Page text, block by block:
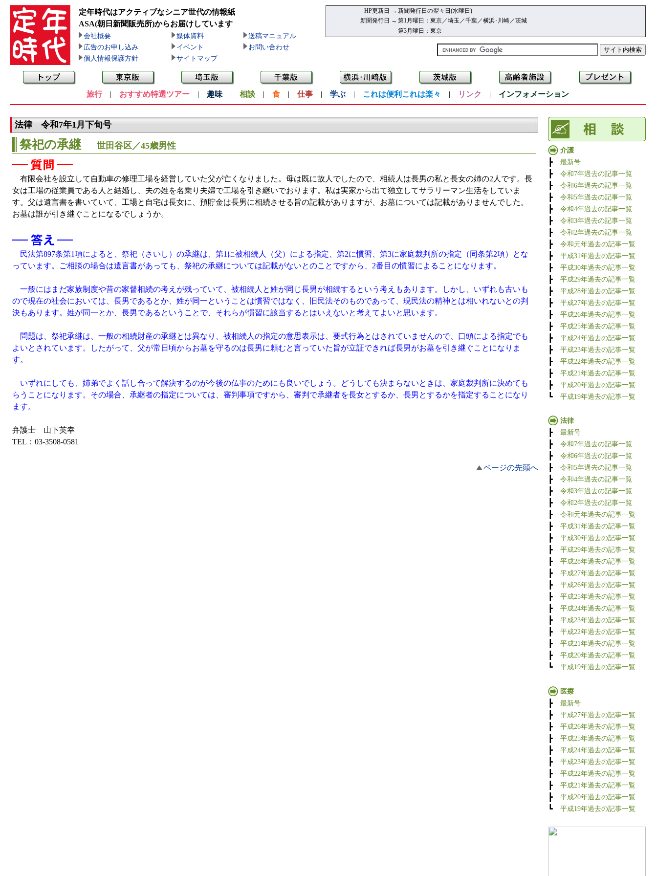
定年時代はアクティブなシニア世代の情報紙
ASA(朝日新聞販売所)からお届けしています
会社概要 媒体資料
送稿マニュアル
広告のお申し込み
イベント
お問い合わせ
個人情報保護方針
サイトマップ
HP更新日 → 新聞発行日の翌々日(水曜日)
新聞発行日 → 第1月曜日：東京／埼玉／千葉／横浜･川崎／茨城
第3月曜日：東京
旅行| おすすめ特選ツアー | 趣味 | 相談 | 食 | 仕事 | 学ぶ | これは便利これは楽々 | リンク | インフォメーション
法律 令和7年1月下旬号
祭祀の承継 世田谷区／45歳男性
有限会社を設立して自動車の修理工場を経営していた父が亡くなりました。母は既に故人でしたので、相続人は長男の私と長女の姉の2人です。長
女は工場の従業員である人と結婚し、夫の姓を名乗り夫婦で工場を引き継いでおります。私は実家から出て独立してサラリーマン生活をしていま
す。父は遺言書を書いていて、工場と自宅は長女に、預貯金は長男に相続させる旨の記載がありますが、お墓については記載がありませんでした。
お墓は誰が引き継ぐことになるでしょうか。
民法第897条第1項によると、祭祀（さいし）の承継は、第1に被相続人（父）による指定、第2に慣習、第3に家庭裁判所の指定（同条第2項）とな
っています。ご相談の場合は遺言書があっても、祭祀の承継については記載がないとのことですから、2番目の慣習によることになります。
一般にはまだ家族制度や昔の家督相続の考えが残っていて、被相続人と姓が同じ長男が相続するという考えもあります。しかし、いずれも古いも
ので現在の社会においては、長男であるとか、姓が同一ということは慣習ではなく、旧民法そのものであって、現民法の精神とは相いれないとの判
決もあります。姓が同一とか、長男であるということで、それらが慣習に該当するとはいえないと考えてよいと思います。
問題は、祭祀承継は、一般の相続財産の承継とは異なり、被相続人の指定の意思表示は、要式行為とはされていませんので、口頭による指定でも
よいとされています。したがって、父が常日頃からお墓を守るのは長男に頼むと言っていた旨が立証できれば長男がお墓を引き継ぐことになりま
す。
いずれにしても、姉弟でよく話し合って解決するのが今後の仏事のためにも良いでしょう。どうしても決まらないときは、家庭裁判所に決めても
らうことになります。その場合、承継者の指定については、審判事項ですから、審判で承継者を長女とするか、長男とするかを指定することになり
ます。
弁護士 山下英幸
TEL：03-3508-0581
ページの先頭へ
介護
┣ 最新号
┣ 令和7年過去の記事一覧
┣ 令和6年過去の記事一覧
┣ 令和5年過去の記事一覧
┣ 令和4年過去の記事一覧
┣ 令和3年過去の記事一覧
┣ 令和2年過去の記事一覧
┣ 令和元年過去の記事一覧
┣ 平成31年過去の記事一覧
┣ 平成30年過去の記事一覧
┣ 平成29年過去の記事一覧
┣ 平成28年過去の記事一覧
┣ 平成27年過去の記事一覧
┣ 平成26年過去の記事一覧
┣ 平成25年過去の記事一覧
┣ 平成24年過去の記事一覧
┣ 平成23年過去の記事一覧
┣ 平成22年過去の記事一覧
┣ 平成21年過去の記事一覧
┣ 平成20年過去の記事一覧
┗ 平成19年過去の記事一覧
法律
┣ 最新号
┣ 令和7年過去の記事一覧
┣ 令和6年過去の記事一覧
┣ 令和5年過去の記事一覧
┣ 令和4年過去の記事一覧
┣ 令和3年過去の記事一覧
┣ 令和2年過去の記事一覧
┣ 令和元年過去の記事一覧
┣ 平成31年過去の記事一覧
┣ 平成30年過去の記事一覧
┣ 平成29年過去の記事一覧
┣ 平成28年過去の記事一覧
┣ 平成27年過去の記事一覧
┣ 平成26年過去の記事一覧
┣ 平成25年過去の記事一覧
┣ 平成24年過去の記事一覧
┣ 平成23年過去の記事一覧
┣ 平成22年過去の記事一覧
┣ 平成21年過去の記事一覧
┣ 平成20年過去の記事一覧
┗ 平成19年過去の記事一覧
医療
┣ 最新号
┣ 平成27年過去の記事一覧
┣ 平成26年過去の記事一覧
┣ 平成25年過去の記事一覧
┣ 平成24年過去の記事一覧
┣ 平成23年過去の記事一覧
┣ 平成22年過去の記事一覧
┣ 平成21年過去の記事一覧
┣ 平成20年過去の記事一覧
┗ 平成19年過去の記事一覧